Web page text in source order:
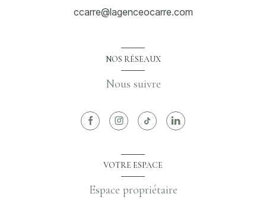
ccarre@lagenceocarre.com
NOS RÉSEAUX
Nous suivre
VOTRE ESPACE
Espace propriétaire